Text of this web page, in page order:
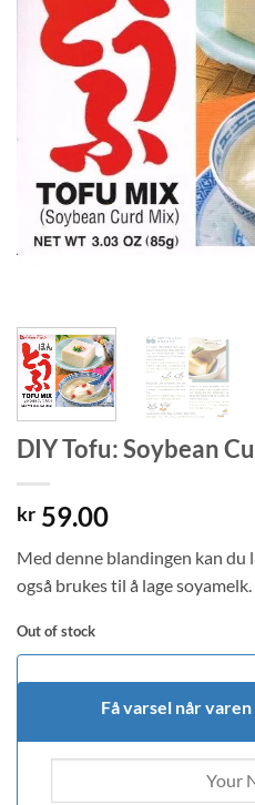
DIY Tofu: Soybean
kr 59.00
Med denne blandingen kan du
også brukes til å lage soyamelk.
Out of stock
Få varsel når